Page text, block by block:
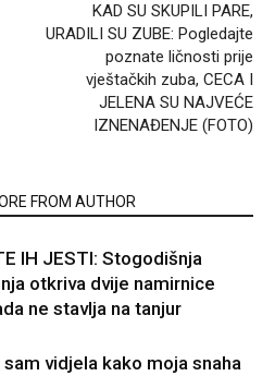
KAD SU SKUPILI PARE,
URADILI SU ZUBE: Pogledajte
poznate ličnosti prije
vještačkih zuba, CECA I
JELENA SU NAJVEĆE
IZNENAĐENJE (FOTO)
FROM AUTHOR
IH JESTI: Stogodišnja
otkriva dvije namirnice
ne stavlja na tanjur
vidjela kako moja snaha